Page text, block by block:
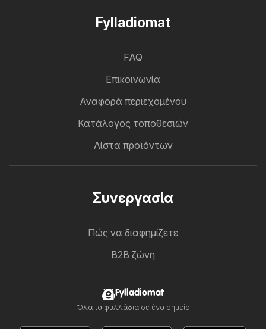
Fylladiomat
FAQ
Επικοινωνία
Αναφορά περιεχομένου
Κατάλογος τοποθεσιών
Λίστα προϊόντων
Συνεργασία
Πώς να διαφημίζετε
B2B ζώνη
Fylladiomat
Όλα τα φυλλάδια σε ένα σημείο